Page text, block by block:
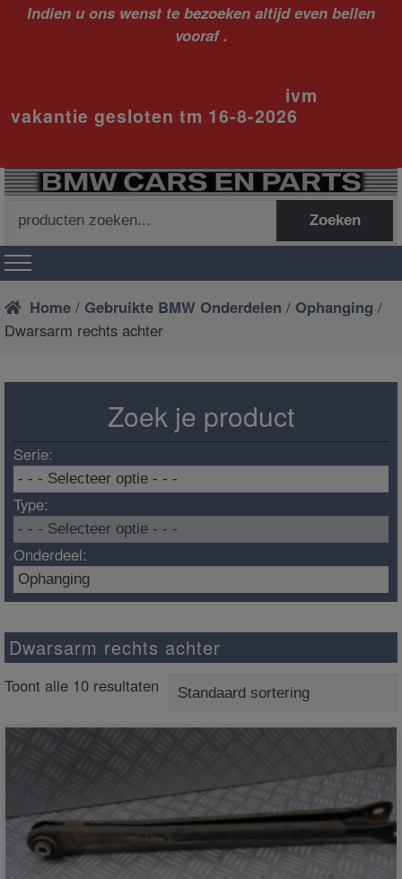
Indien u ons wenst te bezoeken altijd even bellen
vooraf .
ivm
vakantie gesloten tm 16-8-2026
naar:
Zoeken
Home / Gebruikte BMW Onderdelen / Ophanging /
Dwarsarm rechts achter
Zoek je product
Serie:
Type:
Onderdeel:
Dwarsarm rechts achter
Toont alle 10 resultaten